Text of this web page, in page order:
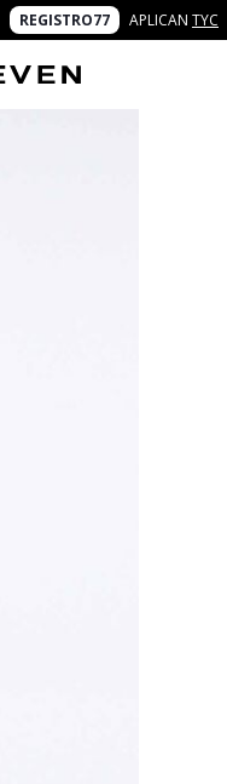
REGISTRO77 APLICAN TYC